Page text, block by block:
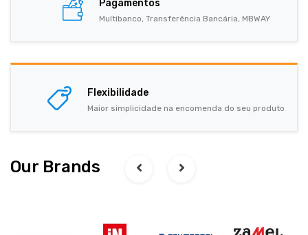
Pagamentos
Multibanco, Transferência Bancária, MBWAY
Flexibilidade
Maior simplicidade na encomenda do seu produto
Our Brands